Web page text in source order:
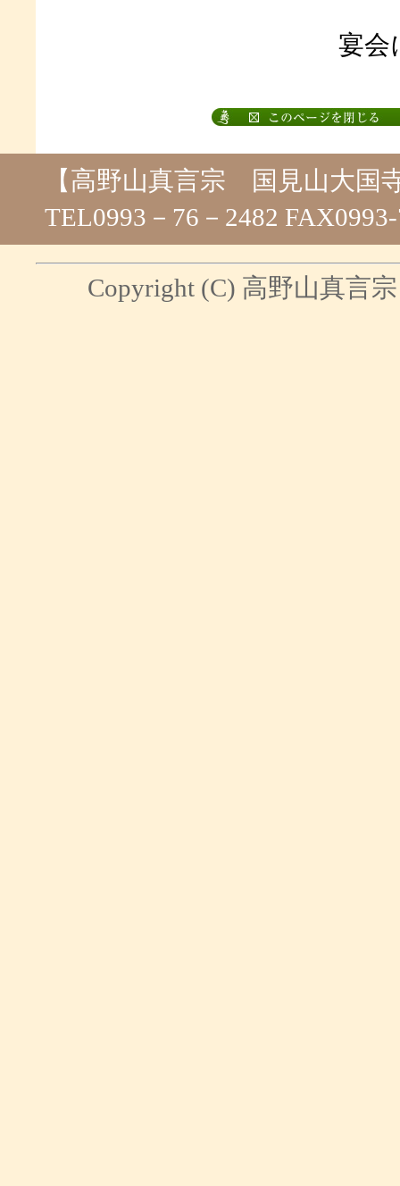
宴
【高野山真言宗 国見山大
TEL0993－76－2482
Copyright (C) 高野山真言